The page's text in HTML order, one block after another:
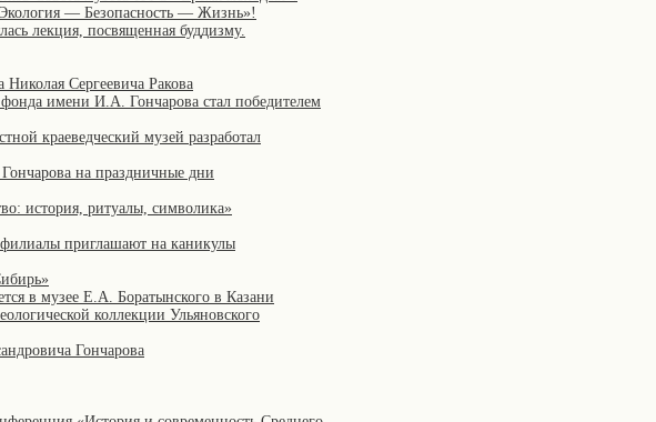
— Безопасность — Жизнь»!
лекция, посвященная буддизму.
Сергеевича Ракова
имени И.А. Гончарова стал победителем
краеведческий музей разработал
на праздничные дни
история, ритуалы, символика»
приглашают на каникулы
в музее Е.А. Боратынского в Казани
коллекции Ульяновского
Гончарова